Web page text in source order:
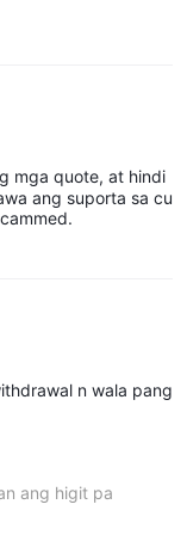
na karanasan
batay sa sikat at
trading platform.
na ma-access
ng mga trade,
na may user-
ang platform
at
kung ito man
ekspertong
mga quote, at hindi
ang suporta sa cu
n wala pang
ang higit pa